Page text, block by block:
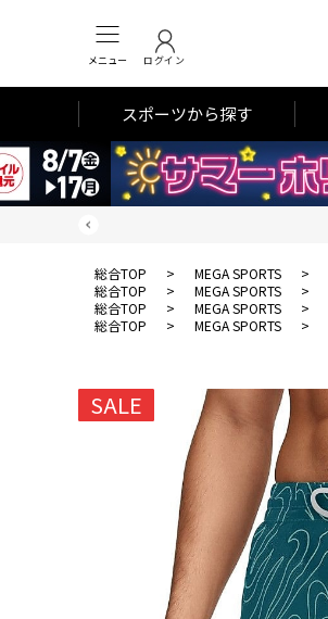
メニュー ログイン
スポーツから探す
総合TOP > MEGA SPORTS >
総合TOP
> MEGA SPORTS >
総合TOP
> MEGA SPORTS >
総合TOP
> MEGA SPORTS >
SALE